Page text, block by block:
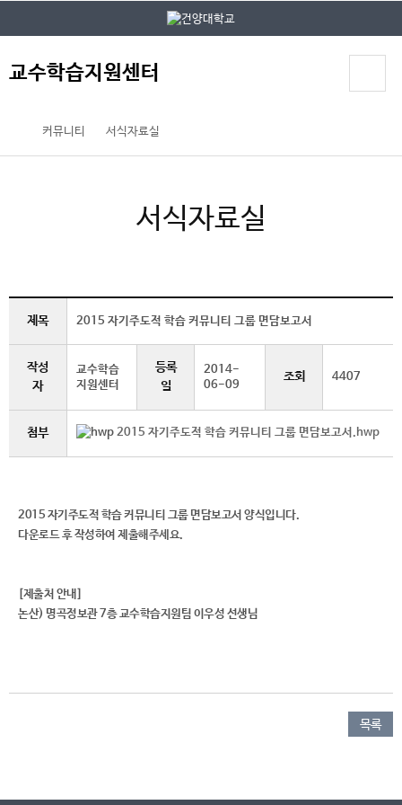
교수학습지원센터
커뮤니티 서식자료실
서식자료실
제목 2015 자기주도적 학습 커뮤니티 그룹 면담보고서
작성
자
교수학습
지원센터
등록
일
2014-
06-09
조회 4407
첨부 2015 자기주도적 학습 커뮤니티 그룹 면담보고서.hwp
2015 자기주도적 학습 커뮤니티 그룹 면담보고서 양식입니다.
다운로드 후 작성하여 제출해주세요.
[제출처 안내]
논산) 명곡정보관 7층 교수학습지원팀 이우성 선생님
목록